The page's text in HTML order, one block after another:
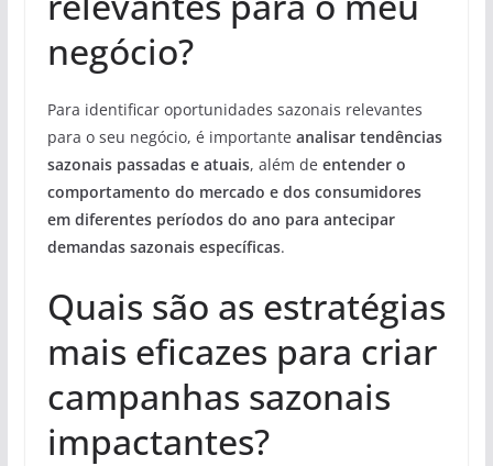
negócio?
Para identificar oportunidades sazonais relevantes
para o seu negócio, é importante analisar tendências
sazonais passadas e atuais, além de entender o
comportamento do mercado e dos consumidores
em diferentes períodos do ano para antecipar
demandas sazonais específicas.
Quais são as estratégias
mais eficazes para criar
campanhas sazonais
impactantes?